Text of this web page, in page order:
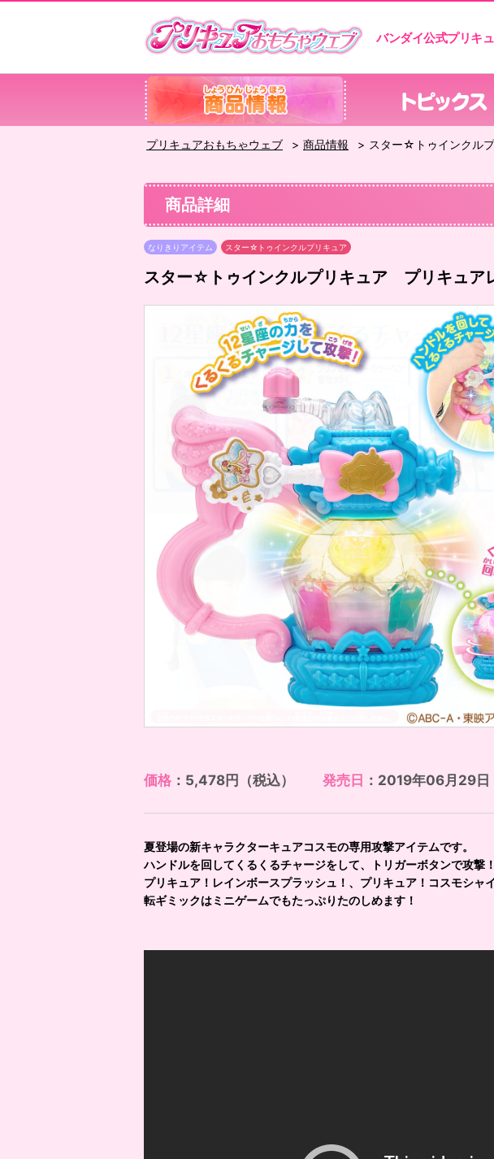
バンダイ公式プリキ
プリキュアおもちゃウェブ 商品情報 スター☆トゥインクル
商品詳細
なりきりアイテム スター☆トゥインクルプリキュア
スター☆トゥインクルプリキュア プリキュア
価格 ：5,478円（税込） 発売日 ：2019年06月29日
夏登場の新キャラクターキュアコスモの専用攻撃アイテムです。
ハンドルを回してくるくるチャージをして、トリガーボタンで攻撃
プリキュア！レインボースプラッシュ！、プリキュア！コスモシ
転ギミックはミニゲームでもたっぷりたのしめます！